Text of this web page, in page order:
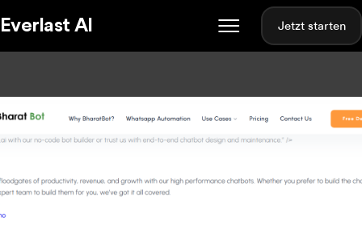
Everlast AI Jetzt starten